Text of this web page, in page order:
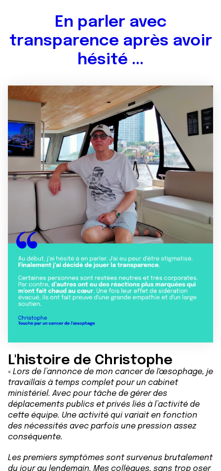
En parler avec
transparence après avoir
hésité ...
L'histoire de Christophe
« Lors de l’annonce de mon cancer de l'œsophage, je
travaillais à temps complet pour un cabinet
ministériel. Avec pour tâche de gérer des
déplacements publics et privés liés à l’activité de
cette équipe. Une activité qui variait en fonction
des nécessités avec parfois une pression assez
conséquente.
Les premiers symptômes sont survenus brutalement
du jour au lendemain. Mes collègues, sans trop oser